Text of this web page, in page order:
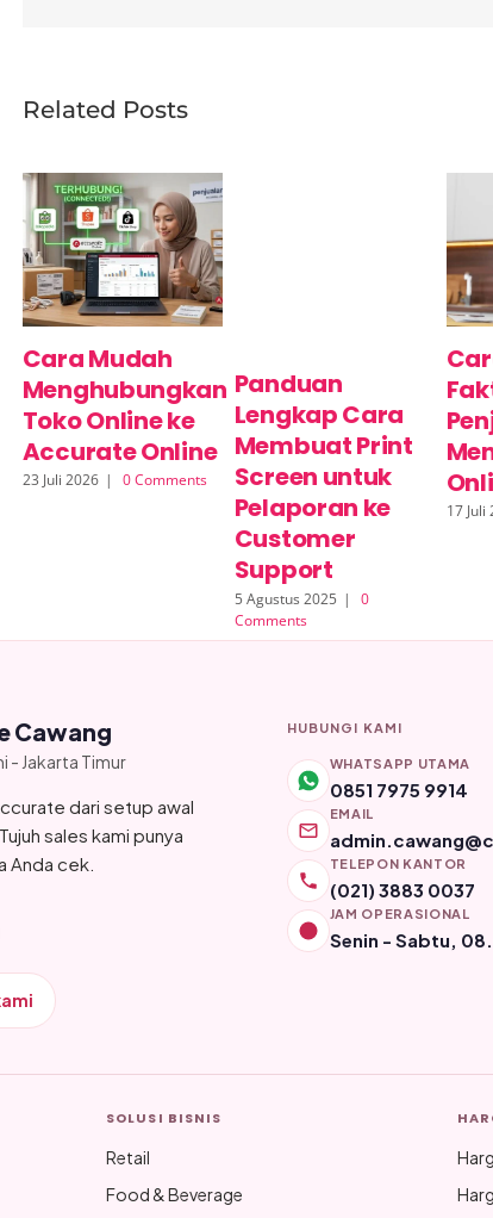
Related Posts
Cara Mudah
Menghubungkan
Toko Online ke
Accurate Online
23 Juli 2026 | 0 Comments
Panduan
Lengkap Cara
Membuat Print
Screen untuk
Pelaporan ke
Customer
Support
5 Agustus 2025 |
0
Comments
17 Juli
Cawang
- Jakarta Timur
dari setup awal
sales kami punya
Anda cek.
HUBUNGI KAMI
WHATSAPP UTAMA
0851 7975 9914
EMAIL
TELEPON KANTOR
(021) 3883 0037
JAM OPERASIONAL
Senin - Sabtu,
SOLUSI BISNIS
Retail
Food & Beverage